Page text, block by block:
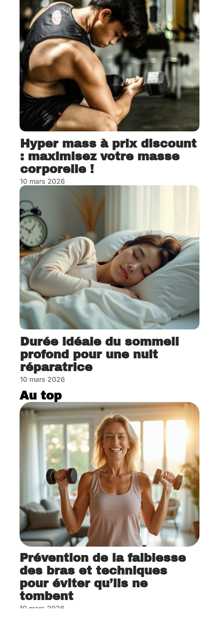
Hyper mass à prix discount
: maximisez votre masse
corporelle !
10 mars 2026
Durée idéale du sommeil
profond pour une nuit
réparatrice
10 mars 2026
Au top
Prévention de la faiblesse
des bras et techniques
pour éviter qu’ils ne
tombent
10 mars 2026